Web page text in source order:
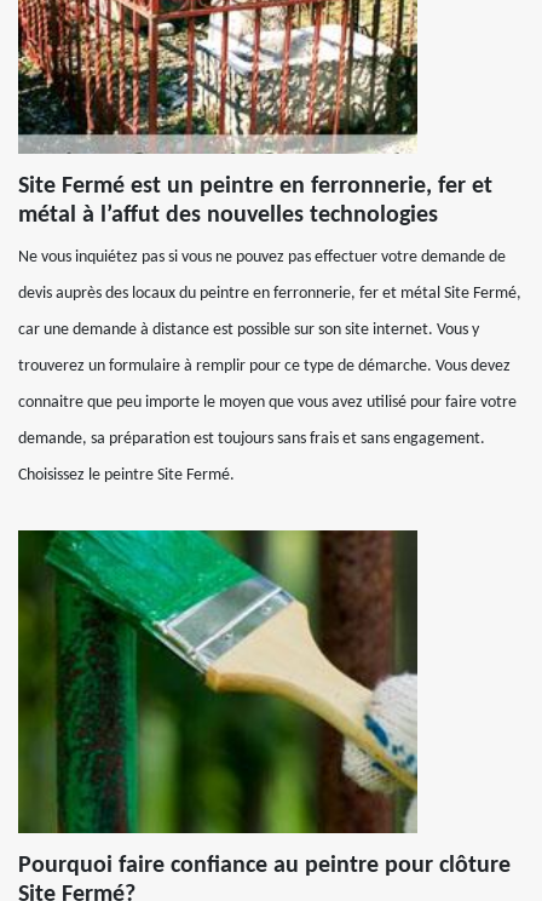
Site Fermé est un peintre en ferronnerie, fer et
métal à l’affut des nouvelles technologies
Ne vous inquiétez pas si vous ne pouvez pas effectuer votre demande de
devis auprès des locaux du peintre en ferronnerie, fer et métal Site Fermé,
car une demande à distance est possible sur son site internet. Vous y
trouverez un formulaire à remplir pour ce type de démarche. Vous devez
connaitre que peu importe le moyen que vous avez utilisé pour faire votre
demande, sa préparation est toujours sans frais et sans engagement.
Choisissez le peintre Site Fermé.
Pourquoi faire confiance au peintre pour clôture
Site Fermé?